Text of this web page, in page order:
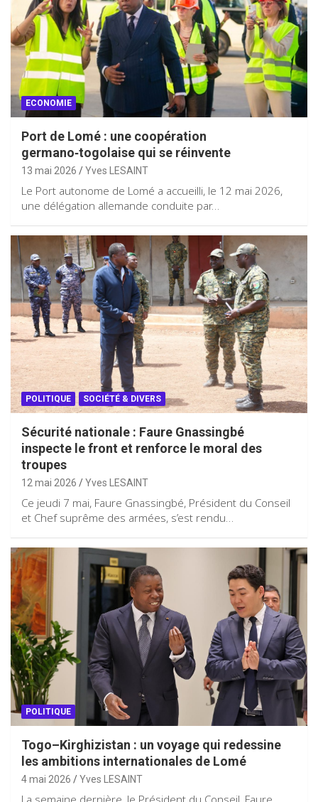
ECONOMIE
Port de Lomé : une coopération
germano‑togolaise qui se réinvente
13 mai 2026 Yves LESAINT
Le Port autonome de Lomé a accueilli, le 12 mai 2026,
une délégation allemande conduite par…
POLITIQUE SOCIÉTÉ & DIVERS
Sécurité nationale : Faure Gnassingbé
inspecte le front et renforce le moral des
troupes
12 mai 2026 Yves LESAINT
Ce jeudi 7 mai, Faure Gnassingbé, Président du Conseil
et Chef suprême des armées, s’est rendu…
POLITIQUE
Togo–Kirghizistan : un voyage qui redessine
les ambitions internationales de Lomé
4 mai 2026 Yves LESAINT